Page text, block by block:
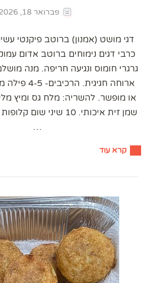
פברואר 18, 2026
דגי מושט (אמנון) ברוטב פיקנטי
כרבי דגים נימוחים ברוטב אדום
גרגרי חומוס ונגיעה חריפה. מנה
ארוחה
או מופשר. להשריה: מלח גס ומיץ
שמן זית איכותי. 10
…
קרא עוד